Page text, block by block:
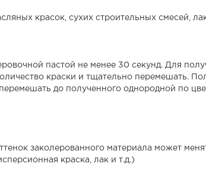
красок, сухих строительных смесей,
пастой не менее 30 секунд. Для
краски и тщательно перемешать.
до полученного однородной по
заколерованного материала может
краска, лак и т.д.)